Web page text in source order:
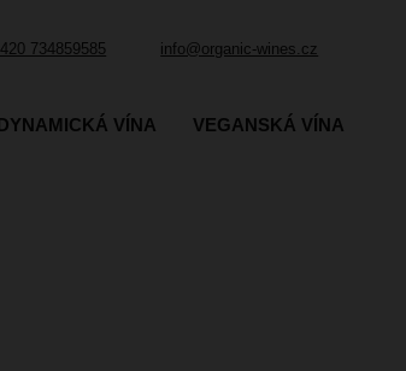
734859585 info@organic-wines.cz
VÍNA VEGANSKÁ VÍNA